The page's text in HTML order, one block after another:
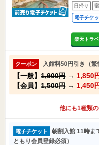
日帰り
電子チケ
楽天トラ
クーポン 入館料50円引き（繁
【一般】 1,900円 → 1,850
【会員】 1,500円 → 1,450
他にも1種類
電子チケット
朝割入館 11時ま
ともり会員登録必須）